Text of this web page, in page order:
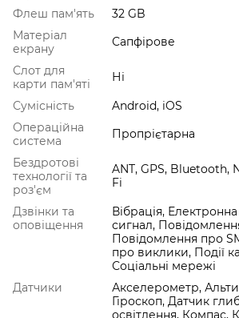
Флеш пам'ять
32 GB
Матеріал
екрану
Сапфірове
Слот для
карти пам'яті
Ні
Сумісність
Android, iOS
Операційна
система
Пропрієтарна
Бездротові
технології та
роз'єм
ANT, GPS,
Fi
Дзвінки та
оповіщення
Вібрація,
сигнал,
Повідомлення про
про виклики, Події
Соціальні мережі
Датчики
Акселерометр,
Гіроскоп, Датчик
освітлення, Компас,